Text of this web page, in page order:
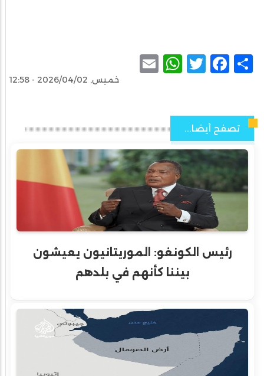
Share
Facebook
Twitter
WhatsApp
خميس, 2026/04/02 - 12:58
تصفح أيضا...
رئيس الكونغو: الموريتانيون يعيشون
بيننا كأنهم في بلدهم